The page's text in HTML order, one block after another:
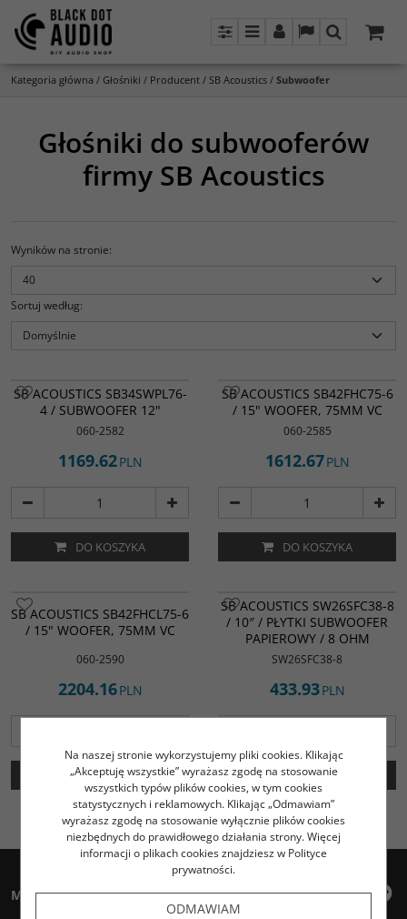
PanelMenuPanel LangSzukaj
Kategoria główna / Głośniki / Producent / SB Acoustics / Subwoofer
Głośniki do subwooferów
firmy SB Acoustics
Wyników na stronie:
Sortuj według:
SB ACOUSTICS SB34SWPL76-
4 / SUBWOOFER 12"
060-2582
1169.62PLN
DO KOSZYKA
SB ACOUSTICS SB42FHC75-6
/ 15" WOOFER, 75MM VC
060-2585
1612.67PLN
DO KOSZYKA
SB ACOUSTICS SB42FHCL75-6
/ 15" WOOFER, 75MM VC
060-2590
2204.16PLN
DO KOSZYKA
SB ACOUSTICS SW26SFC38-8
/ 10″ / PŁYTKI SUBWOOFER
PAPIEROWY / 8 OHM
SW26SFC38-8
433.93PLN
DO KOSZYKA
Moje konto
Na naszej stronie wykorzystujemy pliki cookies. Klikając
„Akceptuję wszystkie” wyrażasz zgodę na stosowanie
wszystkich typów plików cookies, w tym cookies
statystycznych i reklamowych. Klikając „Odmawiam”
wyrażasz zgodę na stosowanie wyłącznie plików cookies
niezbędnych do prawidłowego działania strony. Więcej
informacji o plikach cookies znajdziesz w Polityce
prywatności.
ODMAWIAM